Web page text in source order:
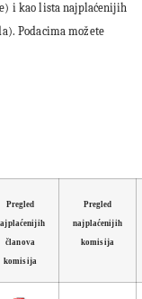
i kao lista najplaćenijih
Podacima možete
Pregled
članova
komisija
Pregled
najplaćenijih
komisija